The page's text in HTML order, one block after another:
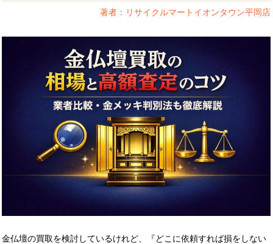
著者：リサイクルマートイオンタウン平岡店
金仏壇の買取を検討しているけれど、『どこに依頼すれば損をしない